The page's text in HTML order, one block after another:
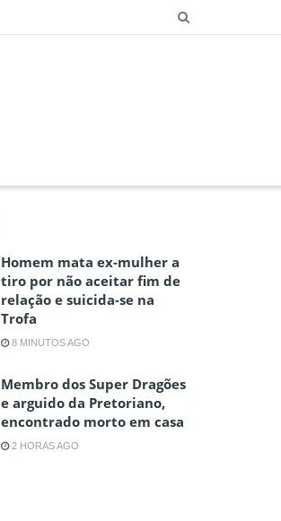
Homem mata ex-mulher a
tiro por não aceitar fim de
relação e suicida-se na
Trofa
8 MINUTOS AGO
Membro dos Super Dragões
e arguido da Pretoriano,
encontrado morto em casa
2 HORAS AGO